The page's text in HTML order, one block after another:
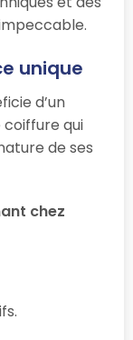
unique
d’un
coiffure qui
de ses
chez